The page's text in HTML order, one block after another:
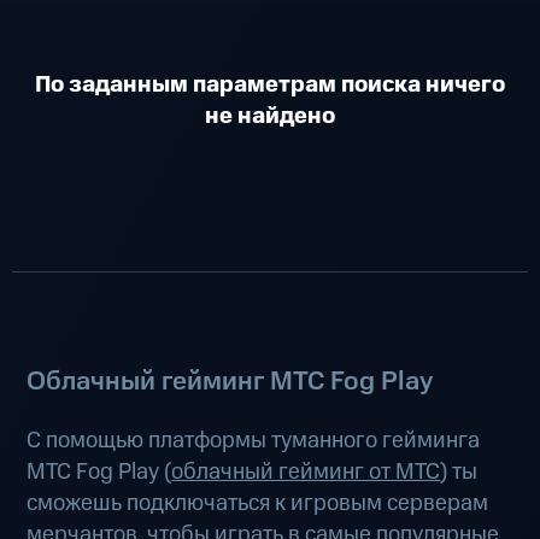
По заданным параметрам поиска ничего
не найдено
Облачный гейминг МТС Fog Play
С помощью платформы туманного гейминга
МТС Fog Play (облачный гейминг от МТС) ты
сможешь подключаться к игровым серверам